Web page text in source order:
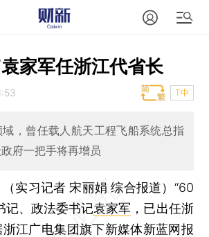
家军任浙江代省长
T中
，曾任载人航天工程飞船系统总指
府一把手将再增员
（实习记者 宋丽娟 综合报道） “60
记、政法委书记袁家军 ，已出任浙
江广电集团旗下新媒体新蓝网报